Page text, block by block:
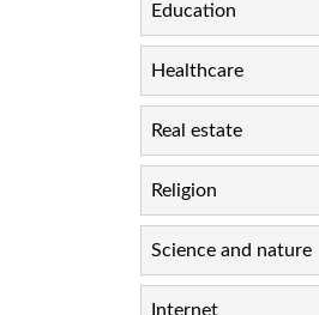
Education
Healthcare
Real estate
Religion
Science and nature
Internet